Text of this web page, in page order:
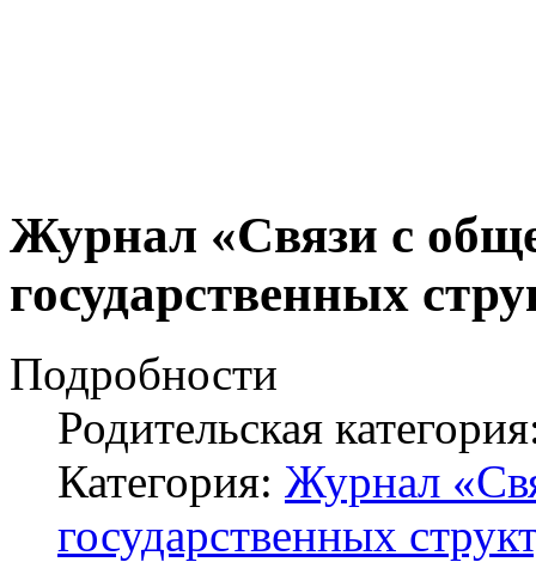
Журнал «Связи с
государственных
Подробности
Родительская
Категория: Журнал
государственных